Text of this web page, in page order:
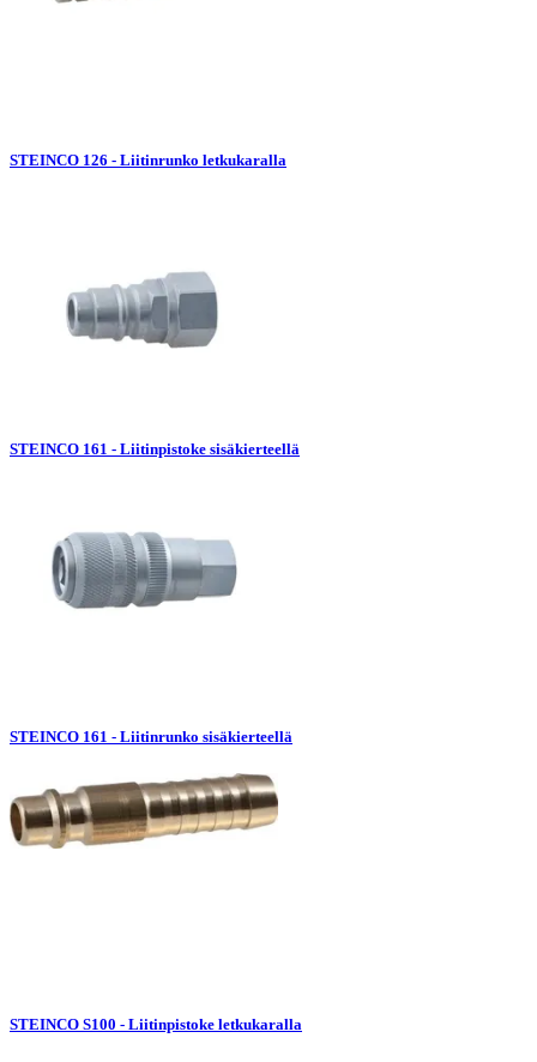
STEINCO 126 - Liitinrunko letkukaralla
STEINCO 161 - Liitinpistoke sisäkierteellä
STEINCO 161 - Liitinrunko sisäkierteellä
STEINCO S100 - Liitinpistoke letkukaralla